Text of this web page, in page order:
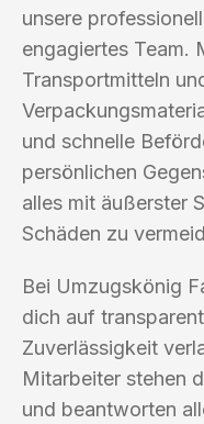
unsere
engagiertes Team.
Transportmitteln
und schnelle
persönlichen
alles mit äußerster
Schäden zu
Bei Umzugskönig
dich auf
Zuverlässigkeit
Mitarbeiter stehen
und beantworten